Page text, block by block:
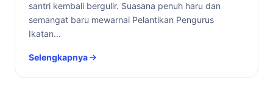
santri kembali bergulir. Suasana penuh haru dan
semangat baru mewarnai Pelantikan Pengurus
Ikatan…
Selengkapnya